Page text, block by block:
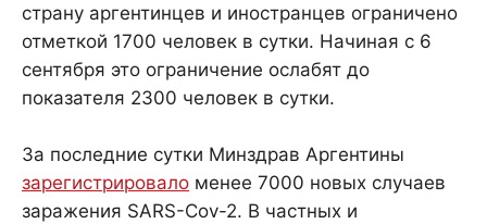
страну аргентинцев и иностранцев ограничено
отметкой 1700 человек в сутки. Начиная с 6
сентября это ограничение ослабят до
показателя 2300 человек в сутки.
За последние сутки Минздрав Аргентины
зарегистрировало менее 7000 новых случаев
заражения SARS-Cov-2. В частных и